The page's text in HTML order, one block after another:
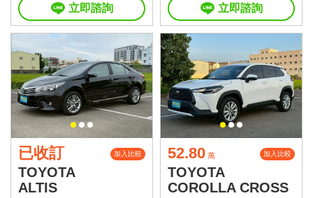
立即諮詢 立即諮詢
已收訂 加入比較
TOYOTA
ALTIS
52.80 萬 加入比較
TOYOTA
COROLLA CROSS